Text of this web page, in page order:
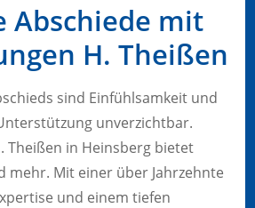
Abschiede mit
H. Theißen
sind Einfühlsamkeit und
unverzichtbar.
Theißen in Heinsberg bietet
mehr. Mit einer über Jahrzehnte
und einem tiefen